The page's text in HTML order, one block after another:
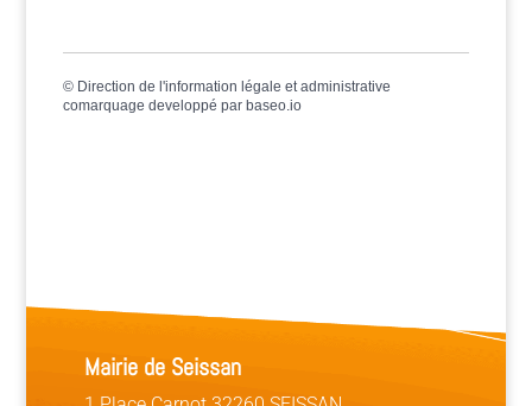
© Direction de l'information légale et administrative
comarquage developpé par baseo.io
Mairie de Seissan